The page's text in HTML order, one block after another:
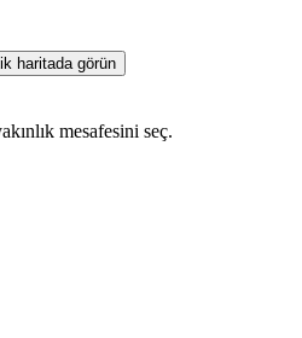
haritada görün
mesafesini seç.